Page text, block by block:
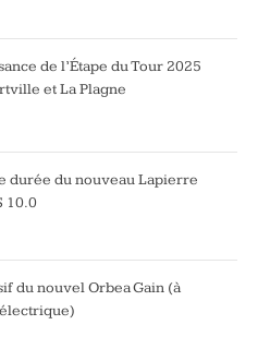
de l’Étape du Tour 2025
et La Plagne
durée du nouveau Lapierre
10.0
du nouvel Orbea Gain (à